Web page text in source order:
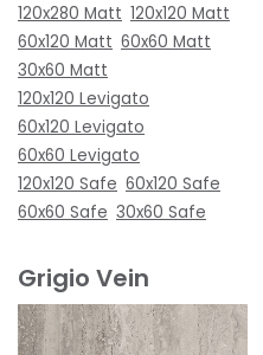
120x280 Matt 120x120 Matt
60x120 Matt 60x60 Matt
30x60 Matt
120x120 Levigato
60x120 Levigato
60x60 Levigato
120x120 Safe 60x120 Safe
60x60 Safe 30x60 Safe
Grigio Vein